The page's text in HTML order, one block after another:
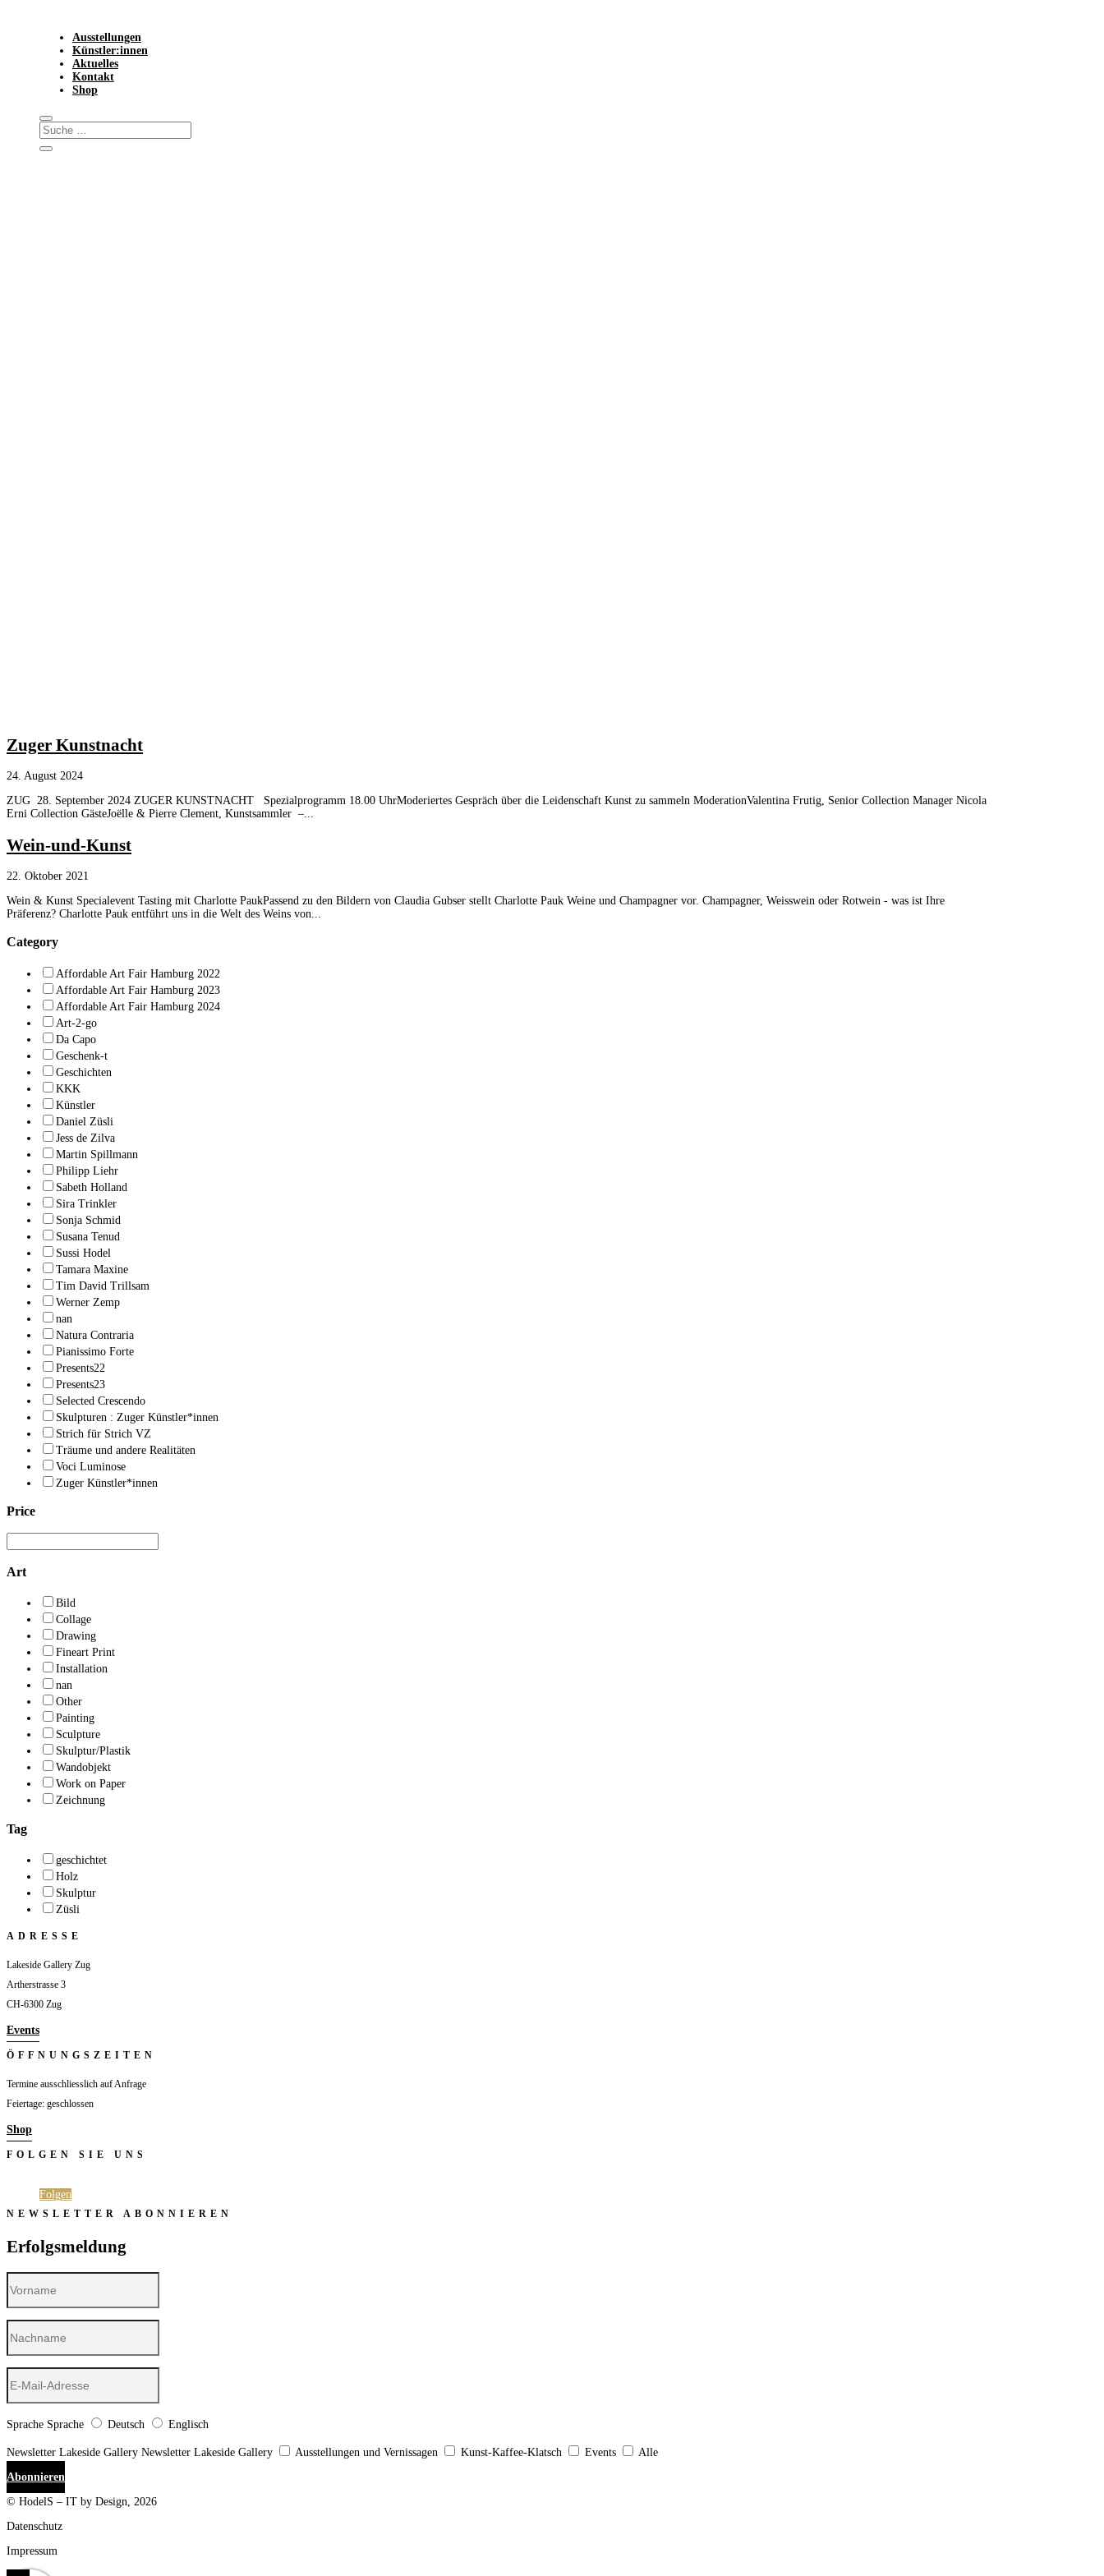
Ausstellungen
Künstler:innen
Aktuelles
Kontakt
Shop
Zuger Kunstnacht
24. August 2024
ZUG 28. September 2024 ZUGER KUNSTNACHT Spezialprogramm 18.00 UhrModeriertes Gespräch über die Leidenschaft Kunst zu sammeln ModerationValentina Frutig, Senior Collection Manager Nicola
Erni Collection GästeJoëlle & Pierre Clement, Kunstsammler –...
Wein-und-Kunst
22. Oktober 2021
Wein & Kunst Specialevent Tasting mit Charlotte PaukPassend zu den Bildern von Claudia Gubser stellt Charlotte Pauk Weine und Champagner vor. Champagner, Weisswein oder Rotwein - was ist Ihre
Präferenz? Charlotte Pauk entführt uns in die Welt des Weins von...
Category
Affordable Art Fair Hamburg 2022
Affordable Art Fair Hamburg 2023
Affordable Art Fair Hamburg 2024
Art-2-go
Da Capo
Geschenk-t
Geschichten
KKK
Künstler
Daniel Züsli
Jess de Zilva
Martin Spillmann
Philipp Liehr
Sabeth Holland
Sira Trinkler
Sonja Schmid
Susana Tenud
Sussi Hodel
Tamara Maxine
Tim David Trillsam
Werner Zemp
nan
Natura Contraria
Pianissimo Forte
Presents22
Presents23
Selected Crescendo
Skulpturen : Zuger Künstler*innen
Strich für Strich VZ
Träume und andere Realitäten
Voci Luminose
Zuger Künstler*innen
Price
Art
Bild
Collage
Drawing
Fineart Print
Installation
nan
Other
Painting
Sculpture
Skulptur/Plastik
Wandobjekt
Work on Paper
Zeichnung
Tag
geschichtet
Holz
Skulptur
Züsli
ADRESSE
Lakeside Gallery Zug
Artherstrasse 3
CH-6300 Zug
Events
ÖFFNUNGSZEITEN
Termine ausschliesslich auf Anfrage
Feiertage: geschlossen
Shop
FOLGEN SIE UNS
Folgen
NEWSLETTER ABONNIEREN
Erfolgsmeldung
Sprache Sprache Deutsch Englisch
Newsletter Lakeside Gallery Newsletter Lakeside Gallery Ausstellungen und Vernissagen Kunst-Kaffee-Klatsch Events
Alle
Abonnieren
© HodelS – IT by Design, 2026
Datenschutz
Impressum